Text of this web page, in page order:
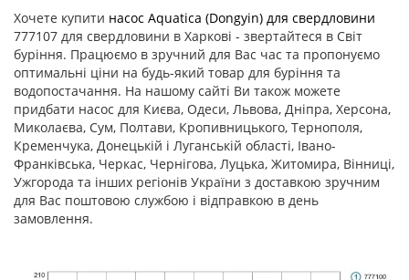
Хочете купити насос Aquatica (Dongyin) для свердловини
777107 для свердловини в Харкові - звертайтеся в Світ
буріння. Працюємо в зручний для Вас час та пропонуємо
оптимальні ціни на будь-який товар для буріння та
водопостачання. На нашому сайті Ви також можете
придбати насос для Києва, Одеси, Львова, Дніпра, Херсона,
Миколаєва, Сум, Полтави, Кропивницького, Тернополя,
Кременчука, Донецькій і Луганській області, Івано-
Франківська, Черкас, Чернігова, Луцька, Житомира, Вінниці,
Ужгорода та інших регіонів України з доставкою зручним
для Вас поштовою службою і відправкою в день
замовлення.